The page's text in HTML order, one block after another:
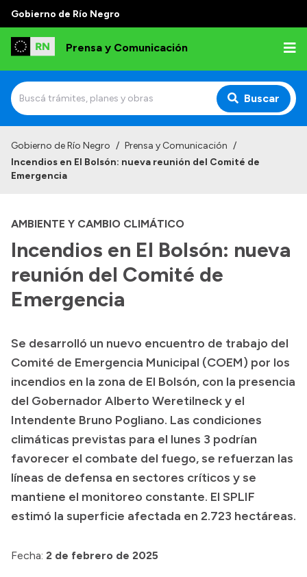
Gobierno de Río Negro
Prensa y Comunicación
Buscar
Institucional
Referentes de prensa
Archivo de noticias
Transparencia
Boletín Oficial
Compras y licitaciones
Consulta de expedientes
Consulta de pago a proveedores
Convocatorias
Intranet
Gobierno de Río Negro / Prensa y Comunicación /
Incendios en El Bolsón: nueva reunión del Comité de
Emergencia
AMBIENTE Y CAMBIO CLIMÁTICO
Incendios en El Bolsón: nueva
reunión del Comité de
Emergencia
Se desarrolló un nuevo encuentro de trabajo del
Comité de Emergencia Municipal (COEM) por los
incendios en la zona de El Bolsón, con la presencia
del Gobernador Alberto Weretilneck y el
Intendente Bruno Pogliano. Las condiciones
climáticas previstas para el lunes 3 podrían
favorecer el combate del fuego, se refuerzan las
líneas de defensa en sectores críticos y se
mantiene el monitoreo constante. El SPLIF
estimó la superficie afectada en 2.723 hectáreas.
Fecha: 2 de febrero de 2025